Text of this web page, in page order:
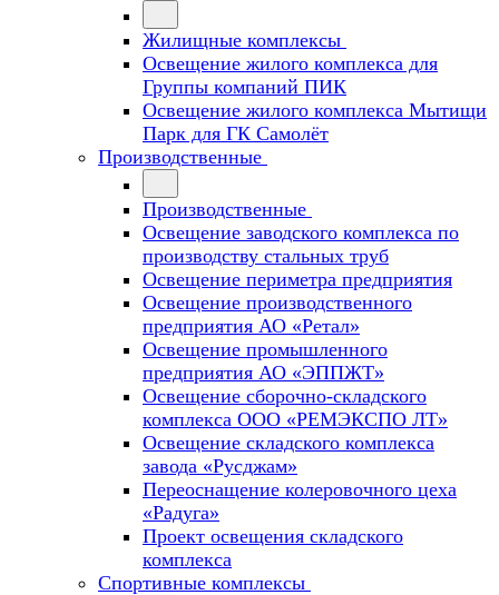
Жилищные комплексы
Освещение жилого комплекса для
Группы компаний ПИК
Освещение жилого комплекса Мытищи
Парк для ГК Самолёт
Производственные
Производственные
Освещение заводского комплекса по
производству стальных труб
Освещение периметра предприятия
Освещение производственного
предприятия АО «Ретал»
Освещение промышленного
предприятия АО «ЭППЖТ»
Освещение сборочно-складского
комплекса ООО «РЕМЭКСПО ЛТ»
Освещение складского комплекса
завода «Русджам»
Переоснащение колеровочного цеха
«Радуга»
Проект освещения складского
комплекса
Спортивные комплексы